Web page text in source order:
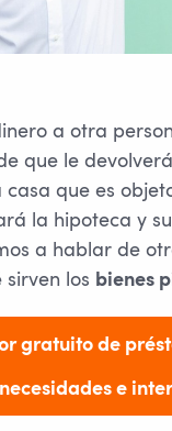
a otra
que le
que es
la hipoteca y
a hablar de
los bienes
gratuito de
e